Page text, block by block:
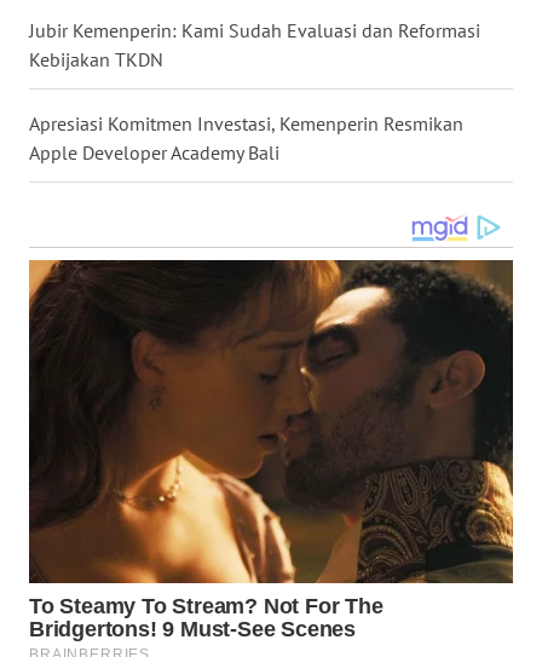
Jubir Kemenperin: Kami Sudah Evaluasi dan Reformasi
Kebijakan TKDN
Apresiasi Komitmen Investasi, Kemenperin Resmikan
Apple Developer Academy Bali
TAPANULI
TENGAH
WN DELI
SERDANG
TINGGI
BEKASI
WN
BOGOR